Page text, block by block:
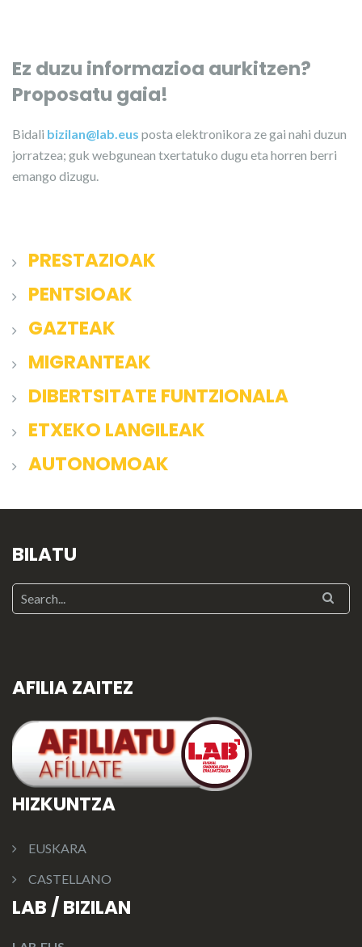
Ez duzu informazioa aurkitzen?
Proposatu gaia!
Bidali bizilan@lab.eus posta elektronikora ze gai nahi duzun
jorratzea; guk webgunean txertatuko dugu eta horren berri
emango dizugu.
PRESTAZIOAK
PENTSIOAK
GAZTEAK
MIGRANTEAK
DIBERTSITATE FUNTZIONALA
ETXEKO LANGILEAK
AUTONOMOAK
BILATU
AFILIA ZAITEZ
HIZKUNTZA
EUSKARA
CASTELLANO
LAB / BIZILAN